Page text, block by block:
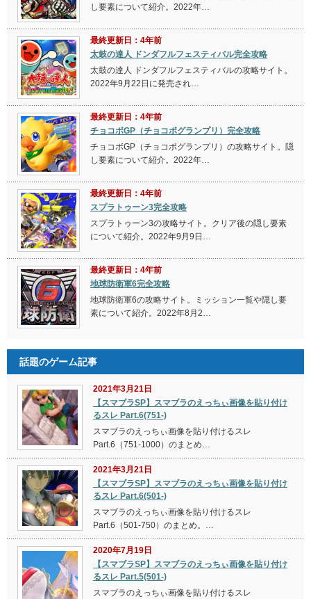
し要素について紹介。2022年…
最終更新日：4年前
太鼓の達人 ドンダフルフェスティバル完全攻略
太鼓の達人 ドンダフルフェスティバルの攻略サイト。
2022年9月22日に発売され…
最終更新日：4年前
チョコボGP（チョコボグランプリ）完全攻略
チョコボGP（チョコボグランプリ）の攻略サイト。隠
し要素について紹介。2022年…
最終更新日：4年前
スプラトゥーン3完全攻略
スプラトゥーン3の攻略サイト。クリア後の隠し要素
について紹介。2022年9月9日…
最終更新日：4年前
地球防衛軍6完全攻略
地球防衛軍6の攻略サイト。ミッション一覧や隠し要
素について紹介。2022年8月2…
話題のゲーム記事
2021年3月21日
【スマブラSP】スマブラのえっちぃ画像を貼り付け
るスレ Part.6(751-)
スマブラのえっちぃ画像を貼り付けるスレ
Part.6（751-1000）のまとめ…
2021年3月21日
【スマブラSP】スマブラのえっちぃ画像を貼り付け
るスレ Part.6(501-)
スマブラのえっちぃ画像を貼り付けるスレ
Part.6（501-750）のまとめ。…
2020年7月19日
【スマブラSP】スマブラのえっちぃ画像を貼り付け
るスレ Part.5(501-)
スマブラのえっちぃ画像を貼り付けるスレ